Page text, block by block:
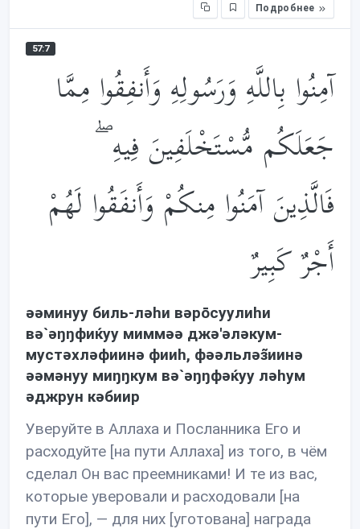
Подробнее
57:7
آمِنُوا بِاللَّهِ وَرَسُولِهِ وَأَنفِقُوا مِمَّا
جَعَلَكُم مُّسْتَخْلَفِينَ فِيهِ ۖ
فَالَّذِينَ آمَنُوا مِنكُمْ وَأَنفَقُوا لَهُمْ
أَجْرٌ كَبِيرٌ
əəминуу биль-лəhи вəрōсуулиhи
вə`əŋŋфиќуу миммəə джə'əлəкум-
мустəхлəфиинə фииh, фəəльлəз̃иинə
əəмəнуу миŋŋкум вə`əŋŋфəќуу лəhум
əджрун кəбиир
Уверуйте в Аллаха и Посланника Его и
расходуйте [на пути Аллаха] из того, в чём
сделал Он вас преемниками! И те из вас,
которые уверовали и расходовали [на
пути Его], — для них [уготована] награда